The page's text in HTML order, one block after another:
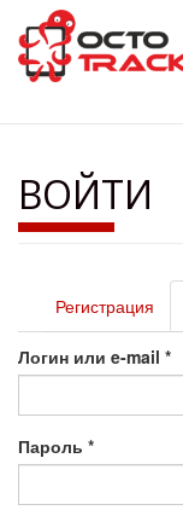
Перейти
основному
содержанию
ВОЙТИ
Главные
вкладки
Регистрация
Логин или e-mail *
Пароль *